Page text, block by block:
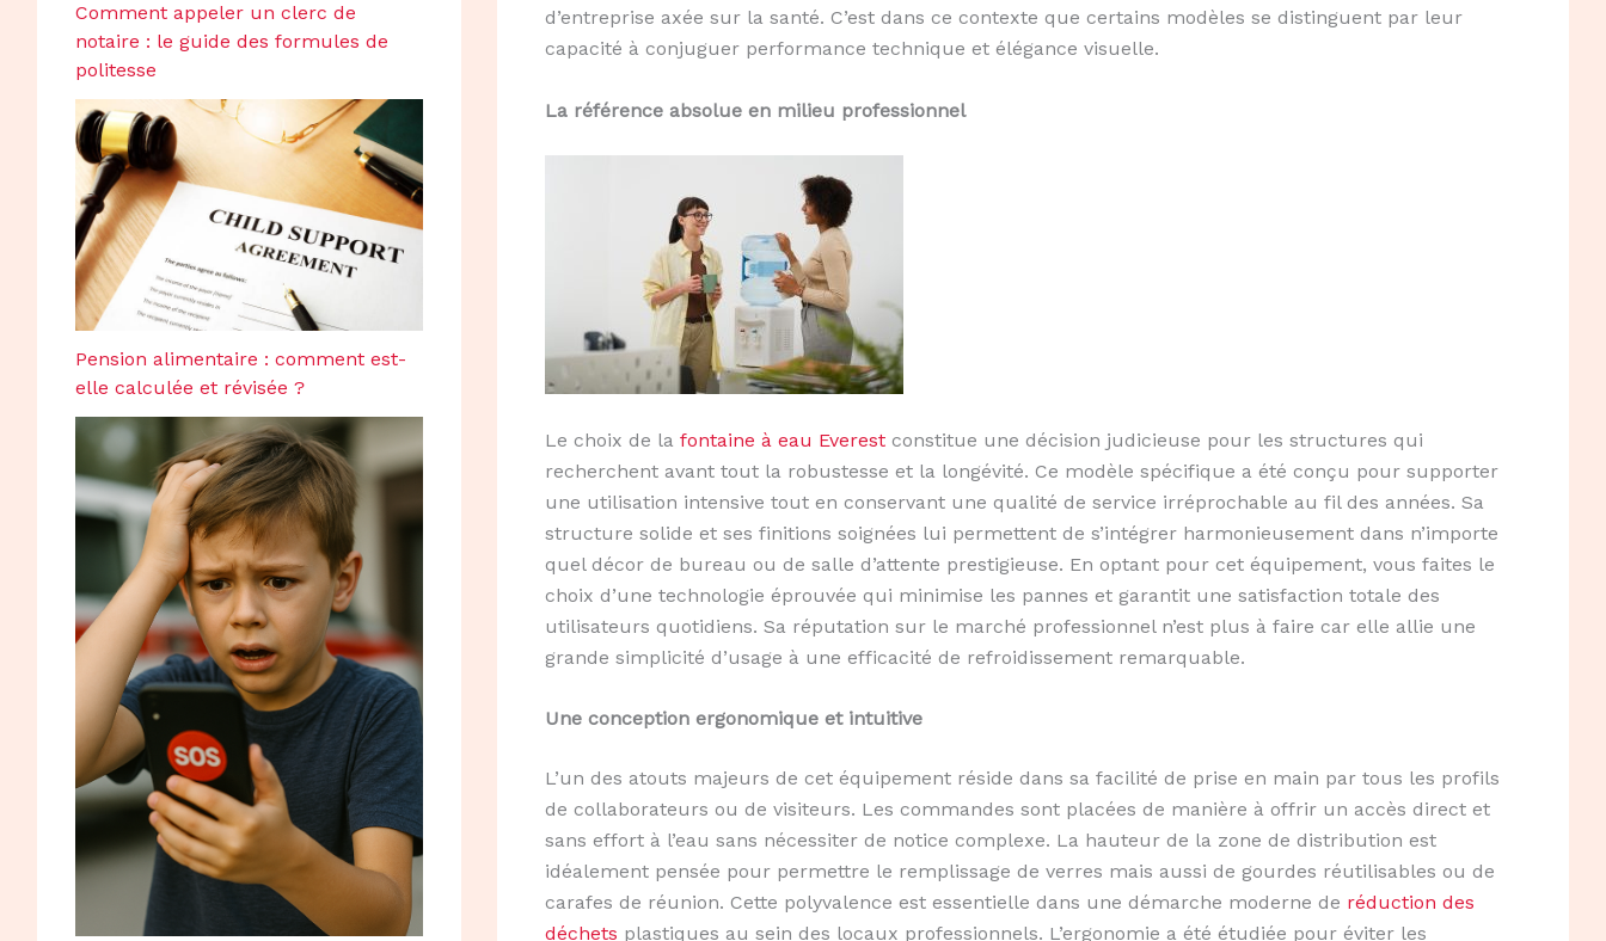
Comment appeler un clerc de
notaire : le guide des formules de
politesse
Pension alimentaire : comment est-
elle calculée et révisée ?
d’entreprise axée sur la santé. C’est dans ce contexte que certains modèles se distinguent par leur
capacité à conjuguer performance technique et élégance visuelle.
La référence absolue en milieu professionnel
Le choix de la fontaine à eau Everest constitue une décision judicieuse pour les structures qui
recherchent avant tout la robustesse et la longévité. Ce modèle spécifique a été conçu pour supporter
une utilisation intensive tout en conservant une qualité de service irréprochable au fil des années. Sa
structure solide et ses finitions soignées lui permettent de s’intégrer harmonieusement dans n’importe
quel décor de bureau ou de salle d’attente prestigieuse. En optant pour cet équipement, vous faites le
choix d’une technologie éprouvée qui minimise les pannes et garantit une satisfaction totale des
utilisateurs quotidiens. Sa réputation sur le marché professionnel n’est plus à faire car elle allie une
grande simplicité d’usage à une efficacité de refroidissement remarquable.
Une conception ergonomique et intuitive
L’un des atouts majeurs de cet équipement réside dans sa facilité de prise en main par tous les profils
de collaborateurs ou de visiteurs. Les commandes sont placées de manière à offrir un accès direct et
sans effort à l’eau sans nécessiter de notice complexe. La hauteur de la zone de distribution est
idéalement pensée pour permettre le remplissage de verres mais aussi de gourdes réutilisables ou de
carafes de réunion. Cette polyvalence est essentielle dans une démarche moderne de réduction des
déchets plastiques au sein des locaux professionnels. L’ergonomie a été étudiée pour éviter les